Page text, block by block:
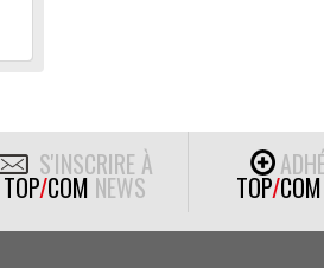
S'INSCRIRE À
TOP/COM NEWS TOP/COM